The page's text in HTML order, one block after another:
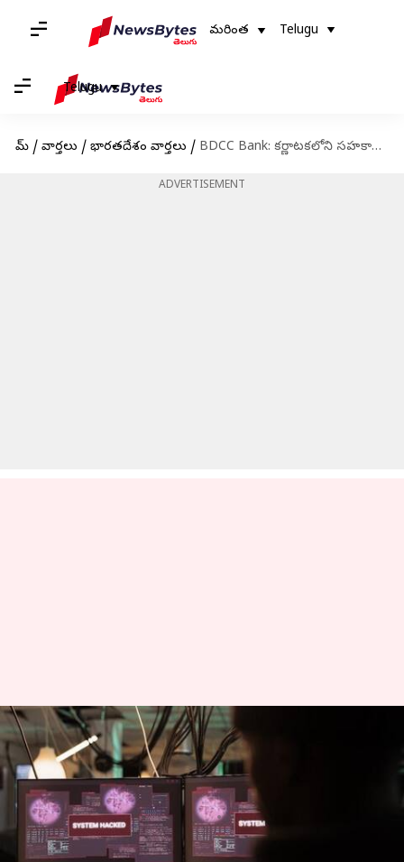
మరింత Telugu
Telugu
హోమ్ / వార్తలు / భారతదేశం వార్తలు / BDCC Bank: కర్ణాటకలోని సహకార బ్యాంకులో దోపిడీ.. బ్యాంక్ కస్టమర్ల ఖాతాల్లో నుంచి రూ.2.3 కోట్లు చోరీ
ADVERTISEMENT
BDCC Bank: కర్ణాటకలోని సహకార
బ్యాంకులో దోపిడీ.. బ్యాంక్ కస్టమర్ల
ఖాతాల్లో నుంచి రూ.2.3 కోట్లు చోరీ
వ్రాసిన వారు Sirish Praharaju Jan 24, 2025 11:15 am